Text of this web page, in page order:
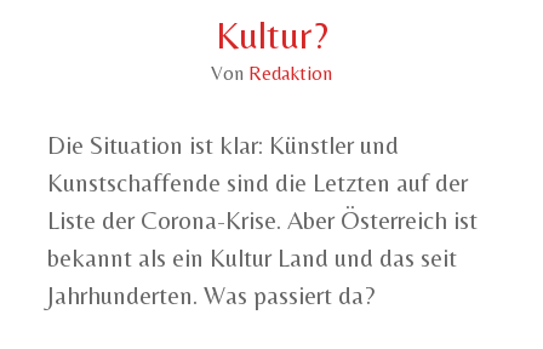
Kultur?
Von Redaktion
Die Situation ist klar: Künstler und
Kunstschaffende sind die Letzten auf der
Liste der Corona-Krise. Aber Österreich ist
bekannt als ein Kultur Land und das seit
Jahrhunderten. Was passiert da?